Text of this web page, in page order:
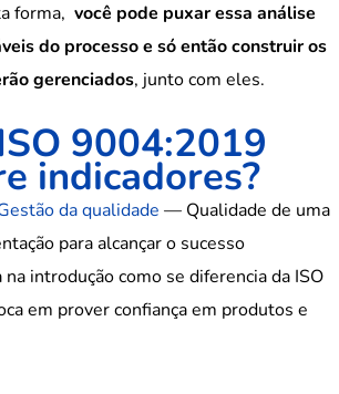
forma, você pode puxar essa análise
do processo e só então construir os
gerenciados, junto com eles.
9004:2019
indicadores?
da qualidade — Qualidade de uma
para alcançar o sucesso
introdução como se diferencia da ISO
em prover confiança em produtos e